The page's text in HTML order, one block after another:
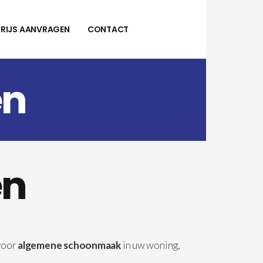
AANVRAGEN CONTACT
algemene schoonmaakin uw woning,